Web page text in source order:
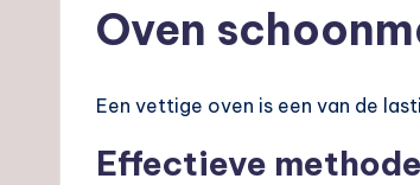
Oven
Een vettige oven is een van de
Effectieve methode